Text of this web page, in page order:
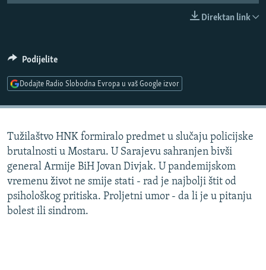
SPECIJALI RSE
VIŠE OD NASLOVA
TV LIBERTY
POST SCRIPTUM
MOJA EVROPA
TRI DECENIJE OD RATA U BIH
PRATITE NAS
Sve RFE/RL stranice
Direktan link
Podijelite
Dodajte Radio Slobodna Evropa u vaš Google izvor
Tužilaštvo HNK formiralo predmet u slučaju policijske
brutalnosti u Mostaru. U Sarajevu sahranjen bivši
general Armije BiH Jovan Divjak. U pandemijskom
vremenu život ne smije stati - rad je najbolji štit od
psihološkog pritiska. Proljetni umor - da li je u pitanju
bolest ili sindrom.